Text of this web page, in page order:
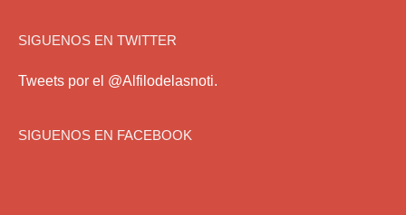
SIGUENOS EN TWITTER
Tweets por el @Alfilodelasnoti.
SIGUENOS EN FACEBOOK